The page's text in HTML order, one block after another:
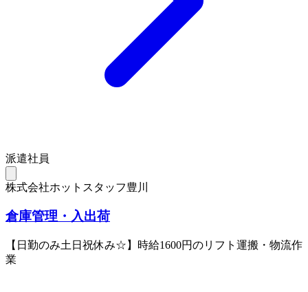
派遣社員
株式会社ホットスタッフ豊川
倉庫管理・入出荷
【日勤のみ土日祝休み☆】時給1600円のリフト運搬・物流作
業